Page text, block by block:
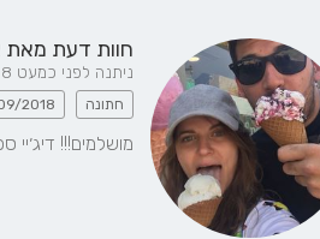
חוות דעת מאת
ניתנה לפני כמעט 8 שנים
חתונה 2018
מושלמים!!!